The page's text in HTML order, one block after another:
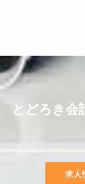
とどろき会
求人